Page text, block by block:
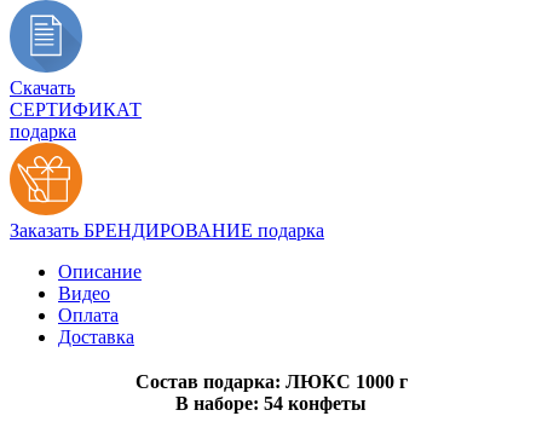
Скачать
СЕРТИФИКАТ
подарка
Заказать БРЕНДИРОВАНИЕ подарка
Описание
Видео
Оплата
Доставка
Состав подарка: ЛЮКС 1000 г
В наборе: 54 конфеты